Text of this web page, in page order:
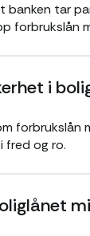
tar
forbrukslån
i
fred og ro.